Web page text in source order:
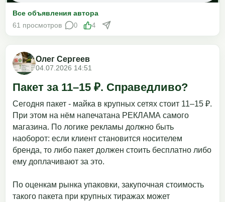
Все объявления автора
61 просмотров
0 4
Олег Сергеев
04.07.2026 14:51
Пакет за 11–15 ₽. Справедливо?
Сегодня пакет - майка в крупных сетях стоит 11–15 ₽.
При этом на нём напечатана РЕКЛАМА самого
магазина. По логике рекламы должно быть
наоборот: если клиент становится носителем
бренда, то либо пакет должен стоить бесплатно либо
ему доплачивают за это.
По оценкам рынка упаковки, закупочная стоимость
такого пакета при крупных тиражах может